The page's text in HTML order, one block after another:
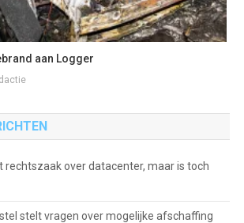
aan Logger
rechtszaak over datacenter, maar is toch
stelt vragen over mogelijke afschaffing